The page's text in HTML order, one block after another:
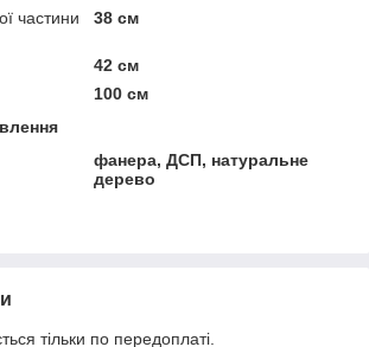
частини
38 см
42 см
100 см
фанера, ДСП, натуральне
дерево
тільки по передоплаті.